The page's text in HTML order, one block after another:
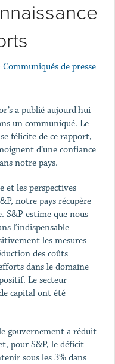
Communiqués de presse
a publié aujourd'hui
un communiqué. Le
félicite de ce rapport,
d’une confiance
notre pays.
et les perspectives
notre pays récupère
S&P estime que nous
l’indispensable
les mesures
des coûts
dans le domaine
Le secteur
capital ont été
gouvernement a réduit
pour S&P, le déficit
sous les 3% dans